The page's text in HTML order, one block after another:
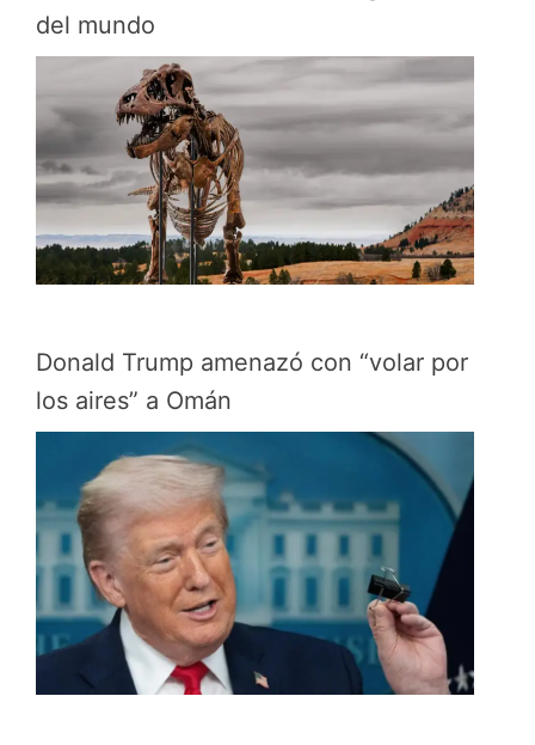
del mundo
Donald Trump amenazó con “volar por
los aires” a Omán